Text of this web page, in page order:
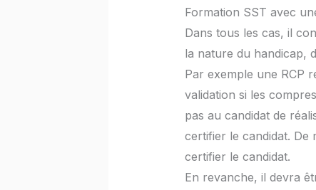
Formation SST avec
Dans tous les cas, il
la nature du handicap,
Par exemple une RCP
validation si les
pas au candidat de
certifier le candidat. De
certifier le candidat.
En revanche, il devra